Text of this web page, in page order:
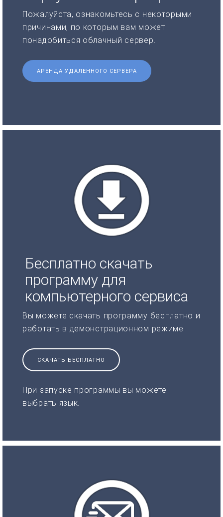
Пожалуйста, ознакомьтесь с некоторыми
причинами, по которым вам может
понадобиться облачный сервер.
АРЕНДА УДАЛЕННОГО СЕРВЕРА
Бесплатно скачать
программу для
компьютерного сервиса
Вы можете скачать программу бесплатно и
работать в демонстрационном режиме
СКАЧАТЬ БЕСПЛАТНО
При запуске программы вы можете
выбрать язык.